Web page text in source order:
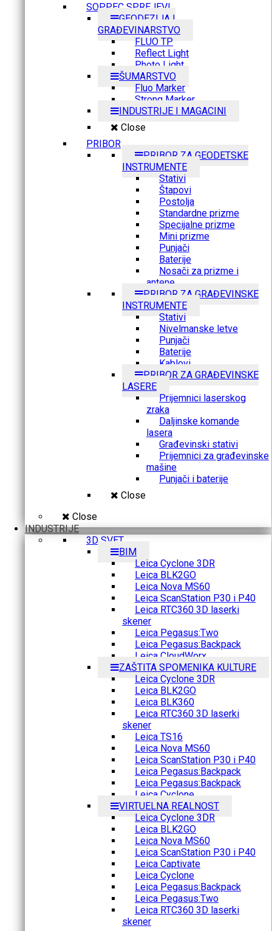
SOPPEC SPREJEVI
GEODEZIJA I
GRAĐEVINARSTVO
FLUO TP
Reflect Light
Photo Light
ŠUMARSTVO
Fluo Marker
Strong Marker
INDUSTRIJE I MAGACINI
Close
PRIBOR
PRIBOR ZA GEODETSKE
INSTRUMENTE
Stativi
Štapovi
Postolja
Standardne prizme
Specijalne prizme
Mini prizme
Punjači
Baterije
Nosači za prizme i
antene
PRIBOR ZA GRAĐEVINSKE
INSTRUMENTE
Stativi
Nivelmanske letve
Punjači
Baterije
Kablovi
PRIBOR ZA GRAĐEVINSKE
LASERE
Prijemnici laserskog
zraka
Daljinske komande
lasera
Građevinski stativi
Prijemnici za građevinske
mašine
Punjači i baterije
Close
Close
INDUSTRIJE
3D SVET
BIM
Leica Cyclone 3DR
Leica BLK2GO
Leica Nova MS60
Leica ScanStation P30 i P40
Leica RTC360 3D laserki
skener
Leica Pegasus:Two
Leica Pegasus:Backpack
Leica CloudWorx
ZAŠTITA SPOMENIKA KULTURE
Leica Cyclone 3DR
Leica BLK2GO
Leica BLK360
Leica RTC360 3D laserki
skener
Leica TS16
Leica Nova MS60
Leica ScanStation P30 i P40
Leica Pegasus:Backpack
Leica Pegasus:Backpack
Leica Cyclone
VIRTUELNA REALNOST
Leica Cyclone 3DR
Leica BLK2GO
Leica Nova MS60
Leica ScanStation P30 i P40
Leica Captivate
Leica Cyclone
Leica Pegasus:Backpack
Leica Pegasus:Two
Leica RTC360 3D laserki
skener